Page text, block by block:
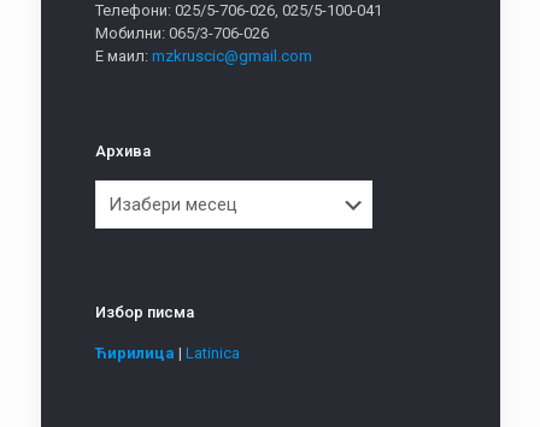
Телефони: 025/5-706-026, 025/5-100-041
Мобилни: 065/3-706-026
Е маил: mzkruscic@gmail.com
Архива
Избор писма
Ћирилица | Latinica